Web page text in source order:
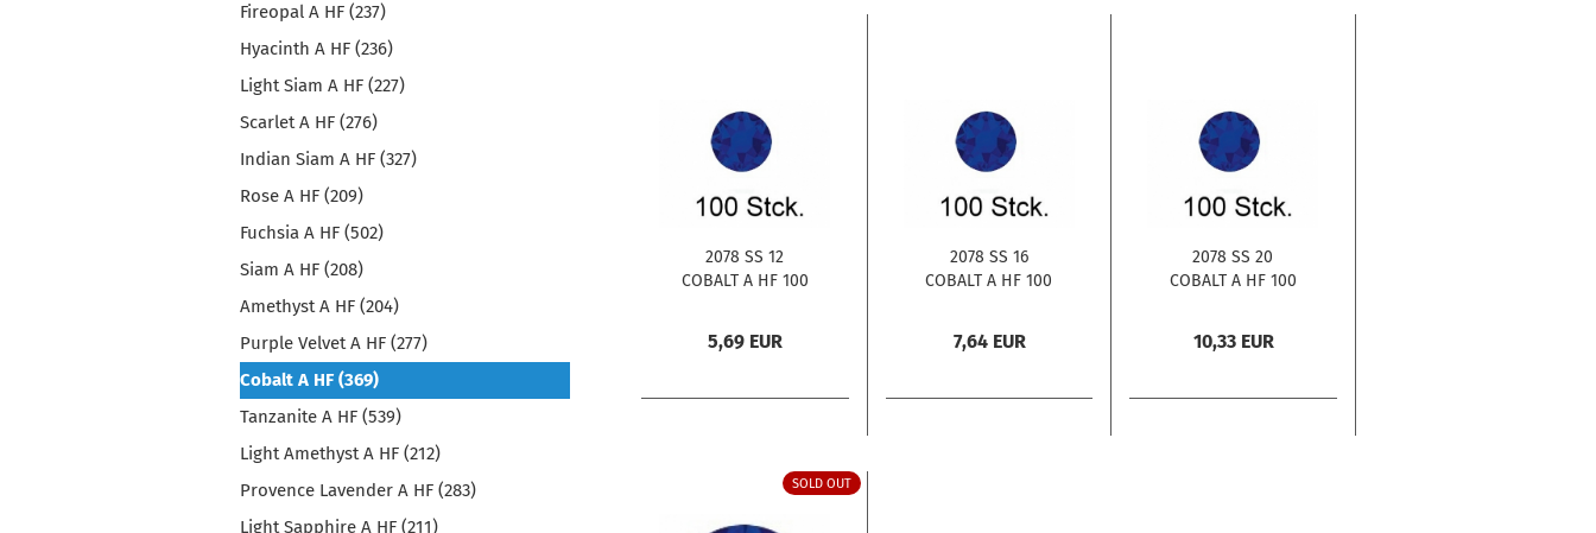
2078 SS 12
COBALT A HF 100
5,69 EUR
2078 SS 16
COBALT A HF 100
7,64 EUR
2078 SS 20
COBALT A HF 100
10,33 EUR
SOLD OUT
Fireopal A HF (237)
Hyacinth A HF (236)
Light Siam A HF (227)
Scarlet A HF (276)
Indian Siam A HF (327)
Rose A HF (209)
Fuchsia A HF (502)
Siam A HF (208)
Amethyst A HF (204)
Purple Velvet A HF (277)
Cobalt A HF (369)
Tanzanite A HF (539)
Light Amethyst A HF (212)
Provence Lavender A HF (283)
Light Sapphire A HF (211)